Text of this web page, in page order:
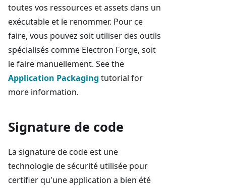
toutes vos ressources et assets dans un
exécutable et le renommer. Pour ce
faire, vous pouvez soit utiliser des outils
spécialisés comme Electron Forge, soit
le faire manuellement. See the
Application Packaging tutorial for
more information.
Signature de code
La signature de code est une
technologie de sécurité utilisée pour
certifier qu'une application a bien été